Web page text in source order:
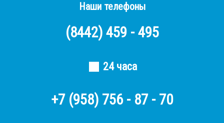
Наши телефоны
(8442) 459 - 495
24 часа
+7 (958) 756 - 87 - 70